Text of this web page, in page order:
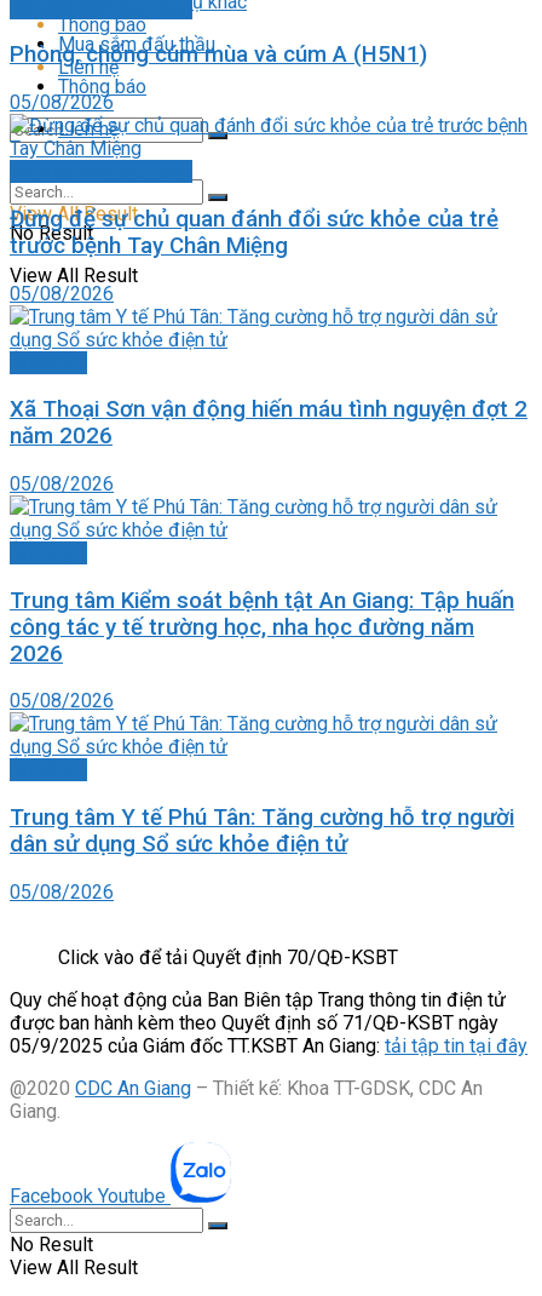
Thông báo
Liên hệ
View All Result
Mua sắm đấu thầu
Thông báo
Liên hệ
No Result
View All Result
Phòng, chống cúm mùa và cúm A (H5N1)
05/08/2026
Đừng để sự chủ quan đánh đổi sức khỏe của trẻ
trước bệnh Tay Chân Miệng
05/08/2026
Xã Thoại Sơn vận động hiến máu tình nguyện đợt 2
năm 2026
05/08/2026
Trung tâm Kiểm soát bệnh tật An Giang: Tập huấn
công tác y tế trường học, nha học đường năm
2026
05/08/2026
Trung tâm Y tế Phú Tân: Tăng cường hỗ trợ người
dân sử dụng Sổ sức khỏe điện tử
05/08/2026
Click vào để tải Quyết định 70/QĐ-KSBT
Quy chế hoạt động của Ban Biên tập Trang thông tin điện tử
được ban hành kèm theo Quyết định số 71/QĐ-KSBT ngày
05/9/2025 của Giám đốc TT.KSBT An Giang: tải tập tin tại đây
@2020 CDC An Giang – Thiết kế: Khoa TT-GDSK, CDC An
Giang.
Facebook Youtube
No Result
View All Result